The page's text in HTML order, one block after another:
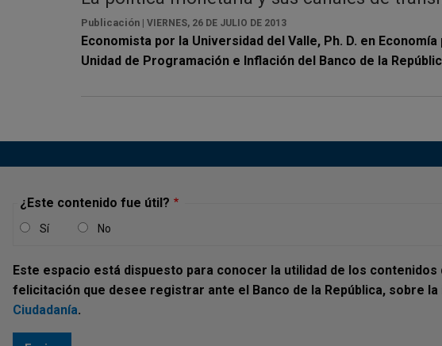
Publicación | VIERNES, 26 DE JULIO DE 2013
Economista por la Universidad del Valle, Ph. D. en
Unidad de Programación e Inflación del Banco de la
¿Este contenido fue útil?
Sí No
Este espacio está dispuesto para conocer la utilidad de los
felicitación que desee registrar ante el Banco de la República, sobre
Ciudadanía.